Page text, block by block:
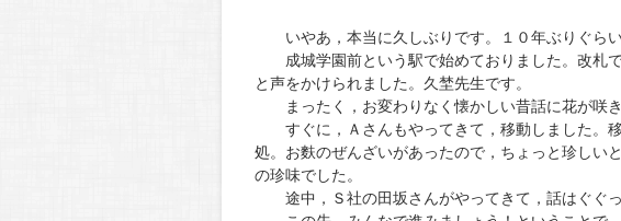
いやあ，本当に久しぶりです。１０年ぶりぐらい
成城学園前という駅で始めておりました。改札で
と声をかけられました。久埜先生です。
まったく，お変わりなく懐かしい昔話に花が咲き
すぐに，Ａさんもやってきて，移動しました。
処。お麩のぜんざいがあったので，ちょっと珍しい
の珍味でした。
途中，Ｓ社の田坂さんがやってきて，話はぐぐっ